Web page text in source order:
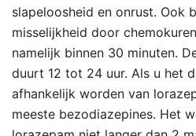
slapeloosheid en onrust. Ook
misselijkheid door
namelijk binnen 30 minuten.
duurt 12 tot 24 uur. Als u het
afhankelijk worden van
meeste bezodiazepines. Het